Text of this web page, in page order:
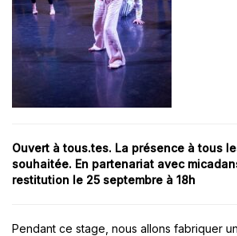
Ouvert à tous.tes. La présence à tous
souhaitée. En partenariat avec
restitution le 25 septembre à 18h
Pendant ce stage, nous allons fabriquer